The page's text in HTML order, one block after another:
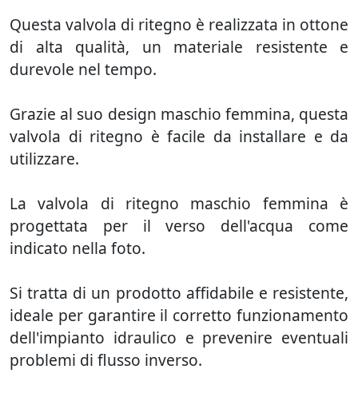
Questa valvola di ritegno è realizzata in ottone
di alta qualità, un materiale resistente e
durevole nel tempo.
Grazie al suo design maschio femmina, questa
valvola di ritegno è facile da installare e da
utilizzare.
La valvola di ritegno maschio femmina è
progettata per il verso dell'acqua come
indicato nella foto.
Si tratta di un prodotto affidabile e resistente,
ideale per garantire il corretto funzionamento
dell'impianto idraulico e prevenire eventuali
problemi di flusso inverso.